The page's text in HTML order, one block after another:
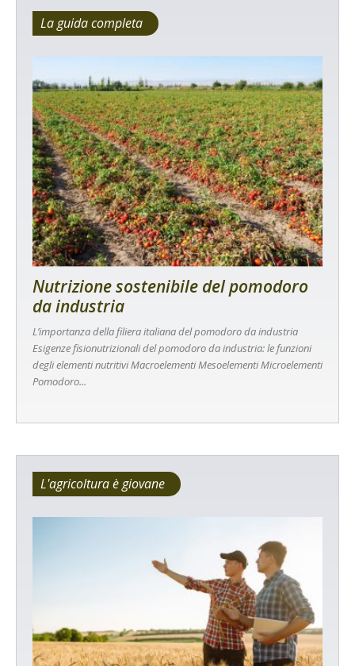
La guida completa
Nutrizione sostenibile del pomodoro
da industria
L’importanza della filiera italiana del pomodoro da industria
Esigenze fisionutrizionali del pomodoro da industria: le funzioni
degli elementi nutritivi Macroelementi Mesoelementi Microelementi
Pomodoro...
L'agricoltura è giovane